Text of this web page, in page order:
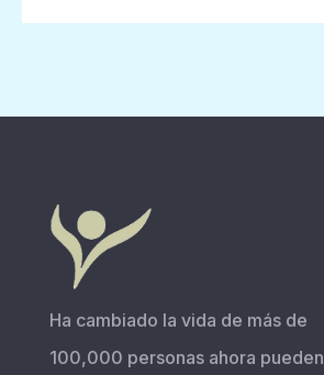
Ha cambiado la vida de más de
100,000 personas ahora pueden